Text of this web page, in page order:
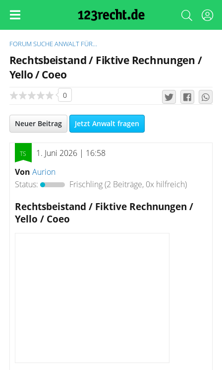
FORUM SUCHE ANWALT FÜR...
Rechtsbeistand / Fiktive Rechnungen /
Yello / Coeo
0
Neuer Beitrag Jetzt Anwalt fragen
1. Juni 2026 | 16:58
Von Aurion
Status:
Frischling(2 Beiträge, 0x hilfreich)
Rechtsbeistand / Fiktive Rechnungen /
Yello / Coeo